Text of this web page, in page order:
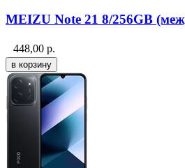
MEIZU Note 21 8/256GB
448,00 р.